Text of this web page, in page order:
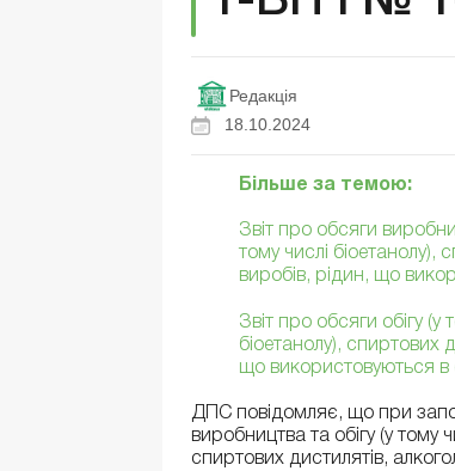
Редакція
18.10.2024
Більше за темою:
Звіт про обсяги
тому числі біоетанолу),
виробів, рідин, що
Звіт про обсяги обігу (у
біоетанолу), спиртових
що використовуються
ДПС повідомляє, що при
виробництва та обігу (у тому
спиртових дистилятів,